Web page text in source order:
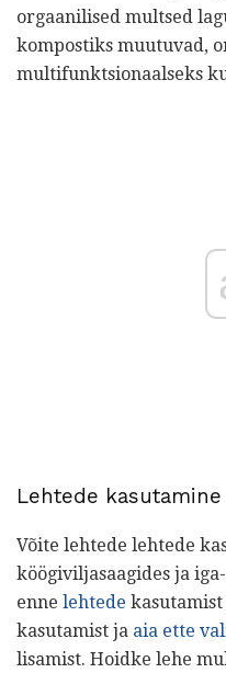
orgaanilised multsed
kompostiks muutuvad,
multifunktsionaalseks
Lehtede
Võite lehtede lehtede
köögiviljasaagides ja
enne lehtede kasutamist
kasutamist ja aia ette
lisamist. Hoidke lehe